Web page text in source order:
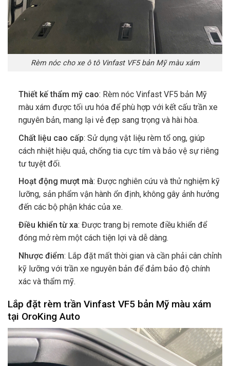
Rèm nóc cho xe ô tô Vinfast VF5 bản Mỹ màu xám
Thiết kế thẩm mỹ cao: Rèm nóc Vinfast VF5 bản Mỹ
màu xám được tối ưu hóa để phù hợp với kết cấu trần xe
nguyên bản, mang lại vẻ đẹp sang trọng và hài hòa.
Chất liệu cao cấp: Sử dụng vật liệu rèm tổ ong, giúp
cách nhiệt hiệu quả, chống tia cực tím và bảo vệ sự riêng
tư tuyệt đối.
Hoạt động mượt mà: Được nghiên cứu và thử nghiệm kỹ
lưỡng, sản phẩm vận hành ổn định, không gây ảnh hưởng
đến các bộ phận khác của xe.
Điều khiển từ xa: Được trang bị remote điều khiển để
đóng mở rèm một cách tiện lợi và dễ dàng.
Nhược điểm: Lắp đặt mất thời gian và cần phải cân chỉnh
kỹ lưỡng với trần xe nguyên bản để đảm bảo độ chính
xác và thẩm mỹ.
Lắp đặt rèm trần Vinfast VF5 bản Mỹ màu xám
tại OroKing Auto